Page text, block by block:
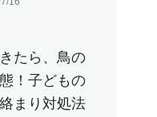
たら、鳥の
！子どもの
まり対処法